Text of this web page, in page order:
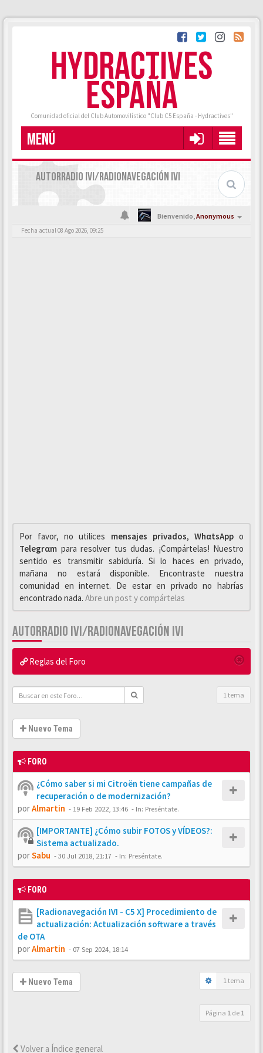
HYDRACTIVES
ESPAÑA
Comunidad oficial del Club Automovilístico "Club C5 España - Hydractives"
MENÚ
AUTORRADIO IVI/RADIONAVEGACIÓN IVI
Bienvenido,Anonymous
Fecha actual 08 Ago 2026, 09:25
Por favor, no utilices mensajes privados, WhαtsAppo
Telegrαm para resolver tus dudas. ¡Compártelas! Nuestro
sentido es transmitir sabiduría. Si lo haces en privado,
mañana no estará disponible. Encontraste nuestra
comunidad en internet. De estar en privado no habrías
encontrado nada. Abre un post y compártelas
AUTORRADIO IVI/RADIONAVEGACIÓN IVI
Reglas del Foro
1 tema
Nuevo Tema
FORO
¿Cómo saber si mi Citroën tiene campañas de
recuperación o de modernización?
porAlmartin - 19 Feb 2022, 13:46 - In: Preséntate.
[IMPORTANTE] ¿Cómo subir FOTOS y VÍDEOS?:
Sistema actualizado.
porSabu -30 Jul 2018, 21:17 - In: Preséntate.
FORO
[Radionavegación IVI - C5 X] Procedimiento de
actualización: Actualización software a través
de OTA
porAlmartin - 07 Sep 2024, 18:14
Nuevo Tema 1 tema
Página 1 de 1
Volver a Índice general